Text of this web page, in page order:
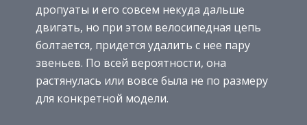
дропуаты и его совсем некуда дальше
двигать, но при этом велосипедная цепь
болтается, придется удалить с нее пару
звеньев. По всей вероятности, она
растянулась или вовсе была не по размеру
для конкретной модели.